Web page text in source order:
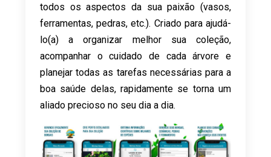
todos os aspectos da sua paixão (vasos,
ferramentas, pedras, etc.). Criado para ajudá-
lo(a) a organizar melhor sua coleção,
acompanhar o cuidado de cada árvore e
planejar todas as tarefas necessárias para a
boa saúde delas, rapidamente se torna um
aliado precioso no seu dia a dia.